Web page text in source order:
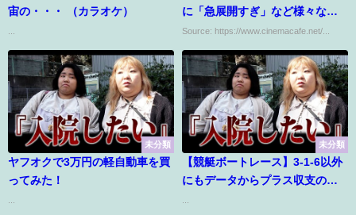
宙の・・・ （カラオケ）
...
に「急展開すぎ」など様々な反
応、中村蒼“モー”には「一番こ
の人有能」の声…「逃亡医F」第
6話
Source: https://www.cinemacafe.net/...
未分類
ヤフオクで3万円の軽自動車を買
ってみた！
未分類
【競艇ボートレース】3-1-6以外
にもデータからプラス収支の買